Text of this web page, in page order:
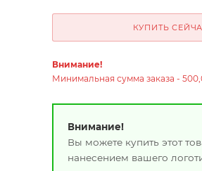
КУПИТЬ
Внимание!
Минимальная сумма заказа -
Внимание!
Вы можете купить этот
нанесением вашего